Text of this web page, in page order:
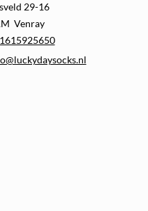
29-16
Venray